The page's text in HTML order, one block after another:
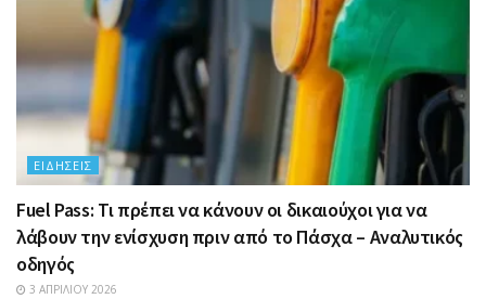
ΕΙΔΉΣΕΙΣ
Fuel Pass: Τι πρέπει να κάνουν οι δικαιούχοι για να
λάβουν την ενίσχυση πριν από το Πάσχα – Αναλυτικός
οδηγός
3 ΑΠΡΙΛΊΟΥ 2026